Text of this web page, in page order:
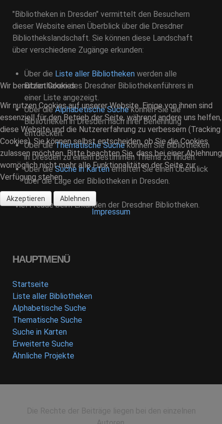
"Bibliotheken in Dresden" vermittelt den Besuchern
dieser Website einen Überblick über die Dresdner
Bibliothekslandschaft. Sie können diese Landschaft
über verschiedene Zugänge erkunden:
Über die Liste aller Bibliotheken werden alle
Bibliotheken des Dresdner Bibliothekenführers in
einer Liste angezeigt.
Über dieAlphabetische Suchekönnen Sie die
Bibliotheken in Dresden nach ihrer Benennung
entdecken.
Über dieThematische Suchekönnen Sie Bibliotheken
in Dresden zu einem bestimmen Thema zu finden.
Über dieSuche in Kartenerhalten Sie einen Überblick
über die Lage der Bibliotheken in Dresden.
Viel Freude beim Erkunden der Dresdner Bibliotheken.
HAUPTMENÜ
Startseite
Liste aller Bibliotheken
Alphabetische Suche
Thematische Suche
Suche in Karten
Erweiterte Suche
Ähnliche Projekte
Die Rechte der Beiträge liegen bei den einzelnen
Wir benutzen Cookies
Wir nutzen Cookies auf unserer Website. Einige von ihnen sind
essenziell für den Betrieb der Seite, während andere uns helfen,
diese Website und die Nutzererfahrung zu verbessern (Tracking
Cookies). Sie können selbst entscheiden, ob Sie die Cookies
zulassen möchten. Bitte beachten Sie, dass bei einer Ablehnung
womöglich nicht mehr alle Funktionalitäten der Seite zur
Verfügung stehen.
Akzeptieren Ablehnen
Impressum